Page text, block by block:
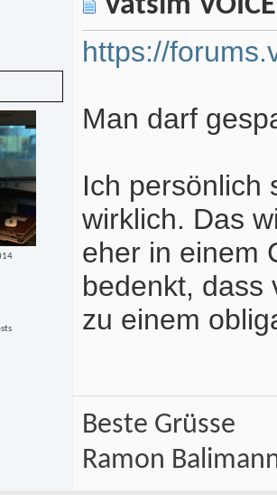
https://
Man darf
Ich persönlich
wirklich. Das
eher in einem
bedenkt, dass
zu einem
Beste Grüsse
Ramon